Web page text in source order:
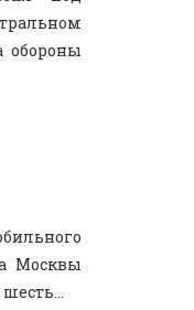
обороны
Москвы